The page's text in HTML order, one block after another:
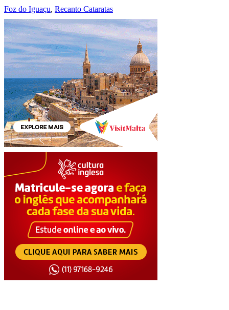
Foz do Iguaçu, Recanto Cataratas